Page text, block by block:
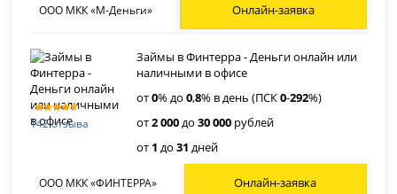
ООО МКК «М-Деньги» Онлайн-заявка
142 отзыва
Займы в Финтерра - Деньги онлайн или
наличными в офисе
от0% до0,8% в день (ПСК0-292%)
от2 000до30 000 рублей
от 1 до31 дней
ООО МКК «ФИНТЕРРА» Онлайн-заявка